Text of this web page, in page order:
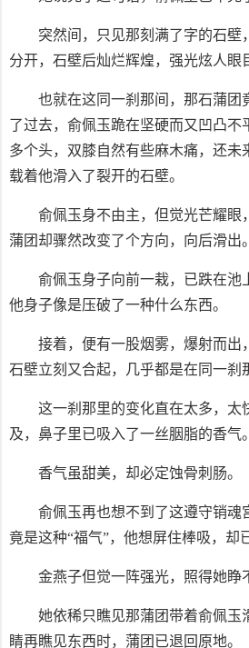
突然间，只见那刻满了字的石壁
分开，石壁后灿烂辉煌，强光炫人眼
也就在这同一刹那间，那石蒲团
了过去，俞佩玉跪在坚硬而又凹凸不
多个头，双膝自然有些麻木痛，还未
载着他滑入了裂开的石壁。
俞佩玉身不由主，但觉光芒耀眼
蒲团却骤然改变了个方向，向后滑出。
俞佩玉身子向前一栽，已跌在池
他身子像是压破了一种什么东西。
接着，便有一股烟雾，爆射而出
石壁立刻又合起，几乎都是在同一刹
这一刹那里的变化直在太多，太
及，鼻子里已吸入了一丝胭脂的香气。
香气虽甜美，却必定蚀骨刺肠。
俞佩玉再也想不到了这遵守销魂
竟是这种“福气”，他想屏住棒吸，却
金燕子但觉一阵强光，照得她睁
她依稀只瞧见那蒲团带着俞佩玉
睛再瞧见东西时，蒲团已退回原地。